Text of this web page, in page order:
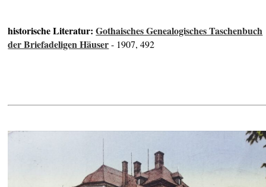
historische Literatur:Gothaisches Genealogisches Taschenbuch
der Briefadeligen Häuser- 1907, 492